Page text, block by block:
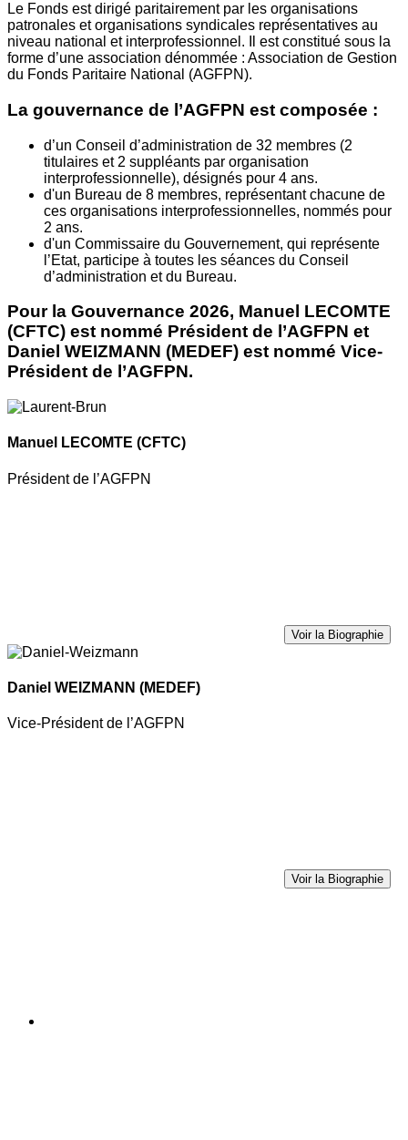
Le Fonds est dirigé paritairement par les organisations
patronales et organisations syndicales représentatives au
niveau national et interprofessionnel. Il est constitué sous la
forme d’une association dénommée : Association de Gestion
du Fonds Paritaire National (AGFPN).
La gouvernance de l’AGFPN est composée :
d’un Conseil d’administration de 32 membres (2
titulaires et 2 suppléants par organisation
interprofessionnelle), désignés pour 4 ans.
d'un Bureau de 8 membres, représentant chacune de
ces organisations interprofessionnelles, nommés pour
2 ans.
d'un Commissaire du Gouvernement, qui représente
l’Etat, participe à toutes les séances du Conseil
d’administration et du Bureau.
Pour la Gouvernance 2026, Manuel LECOMTE
(CFTC) est nommé Président de l’AGFPN et
Daniel WEIZMANN (MEDEF) est nommé Vice-
Président de l’AGFPN.
Manuel LECOMTE (CFTC)
Président de l’AGFPN
Voir la Biographie
Daniel WEIZMANN (MEDEF)
Vice-Président de l’AGFPN
Voir la Biographie